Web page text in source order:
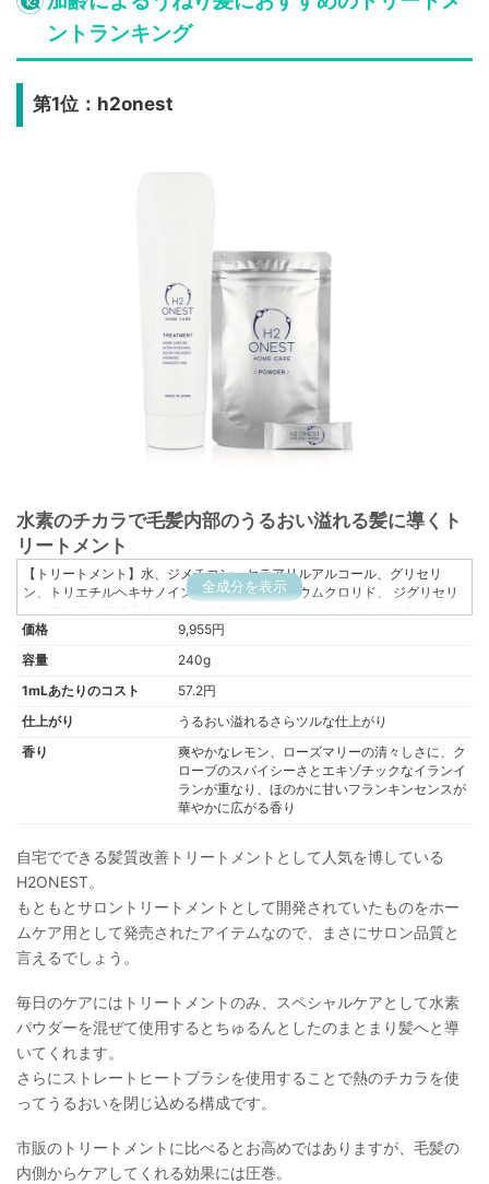
ントランキング
第1位：h2onest
水素のチカラで毛髪内部のうるおい溢れる髪に導くト
リートメント
全成分を表示
【トリートメント】水、ジメチコン、セテアリルアルコール、グリセリ
ン、トリエチルヘキサノイン、ベヘントリモニウムクロリド、 ジグリセリ
ン、マカデミア種子油、オレイン酸オレイル、ヒスセテアリルアモジメチ
コン、ステアルトリモニウムクロ リド、イソプロパノール、クエン酸Na、
ン酸、 アルキル(C12.14)オキシヒドロキシプロピルアルギニンHCI、フェノ
キシエタノール、エタノール、香料
ラメエキス、トレハロース、シリカ、ケイ酸Ca、酸化亜鉛、水、BG
価格
9,955円
容量
240g
1mLあたりのコスト
57.2円
仕上がり
うるおい溢れるさらツルな仕上がり
香り
爽やかなレモン、ローズマリーの清々しさに、ク
ローブのスパイシーさとエキゾチックなイランイ
ランが重なり、ほのかに甘いフランキンセンスが
華やかに広がる香り
自宅でできる髪質改善トリートメントとして人気を博している
H2ONEST。
もともとサロントリートメントとして開発されていたものをホー
ムケア用として発売されたアイテムなので、まさにサロン品質と
言えるでしょう。
毎日のケアにはトリートメントのみ、スペシャルケアとして水素
パウダーを混ぜて使用するとちゅるんとしたのまとまり髪へと導
いてくれます。
さらにストレートヒートブラシを使用することで熱のチカラを使
ってうるおいを閉じ込める構成です。
市販のトリートメントに比べるとお高めではありますが、毛髪の
内側からケアしてくれる効果には圧巻。